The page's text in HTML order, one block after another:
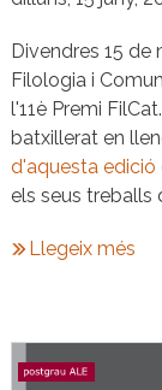
Divendres 15
Filologia i
l'11è Premi
batxillerat en
d'aquesta edició
els seus treballs
Llegeix més